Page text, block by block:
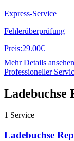
Express-Service
Fehlerüberprüfung
Preis:29.00€
Mehr Details ansehen
Professioneller
Ladebuchse
1 Service
Ladebuchse